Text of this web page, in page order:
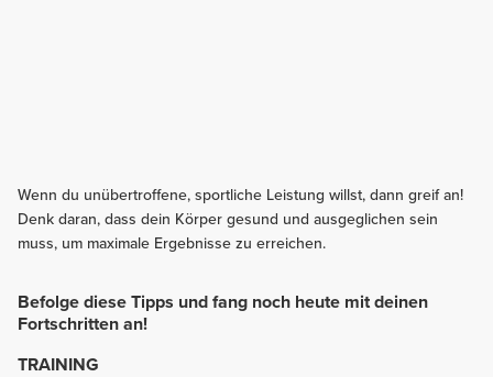
Wenn du unübertroffene, sportliche Leistung willst, dann greif an!
Denk daran, dass dein Körper gesund und ausgeglichen sein
muss, um maximale Ergebnisse zu erreichen.
Befolge diese Tipps und fang noch heute mit deinen
Fortschritten an!
TRAINING